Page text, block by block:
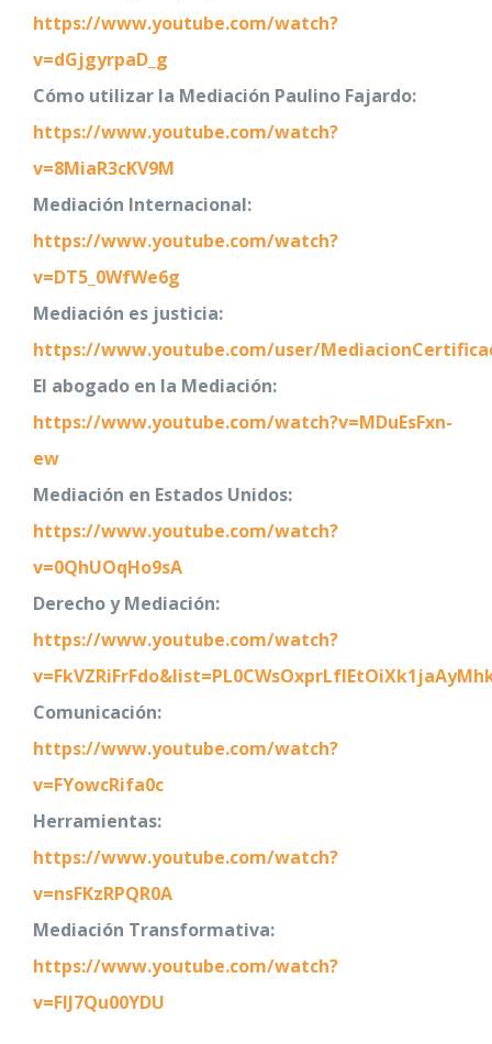
https://www.youtube.com/watch?
v=dGjgyrpaD_g
Cómo utilizar la Mediación Paulino Fajardo:
https://www.youtube.com/watch?
v=8MiaR3cKV9M
Mediación Internacional:
https://www.youtube.com/watch?
v=DT5_0WfWe6g
Mediación es justicia:
https://www.youtube.com/user/
El abogado en la Mediación:
https://www.youtube.com/watch?v=MDuEsFxn-
ew
Mediación en Estados Unidos:
https://www.youtube.com/watch?
v=0QhUOqHo9sA
Derecho y Mediación:
https://www.youtube.com/watch?
Comunicación:
https://www.youtube.com/watch?
v=FYowcRifa0c
Herramientas:
https://www.youtube.com/watch?
v=nsFKzRPQR0A
Mediación Transformativa:
https://www.youtube.com/watch?
v=FIJ7Qu00YDU